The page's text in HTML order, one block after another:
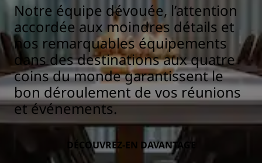
Notre équipe dévouée, l’attention
accordée aux moindres détails et
nos remarquables équipements
dans des destinations aux quatre
coins du monde garantissent le
bon déroulement de vos réunions
et événements.
DÉCOUVREZ-EN DAVANTAGE